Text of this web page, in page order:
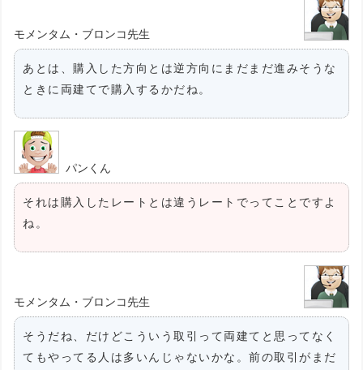
モメンタム・ブロンコ先生
あとは、購入した方向とは逆方向にまだまだ進みそうな
ときに両建てで購入するかだね。
パンくん
それは購入したレートとは違うレートでってことですよ
ね。
モメンタム・ブロンコ先生
そうだね、だけどこういう取引って両建てと思ってなく
てもやってる人は多いんじゃないかな。前の取引がまだ